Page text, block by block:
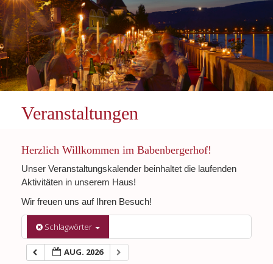
Veranstaltungen
Herzlich Willkommen im Babenbergerhof!
Unser Veranstaltungskalender beinhaltet die laufenden
Aktivitäten in unserem Haus!
Wir freuen uns auf Ihren Besuch!
Schlagwörter
AUG. 2026